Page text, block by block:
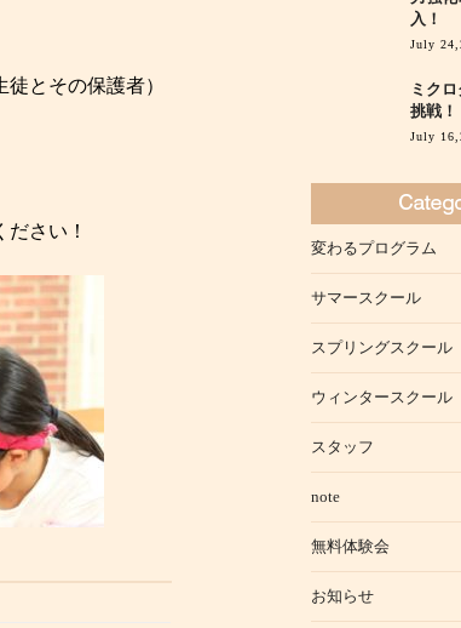
とその保護者）
さい！
入！
July
ミク
挑戦！
July
変わるプログラム
サマースクール
スプリングスクール
ウィンタースクール
スタッフ
note
無料体験会
お知らせ